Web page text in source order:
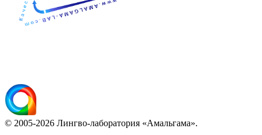
© 2005-2026 Лингво-лаборатория «Амальгама».